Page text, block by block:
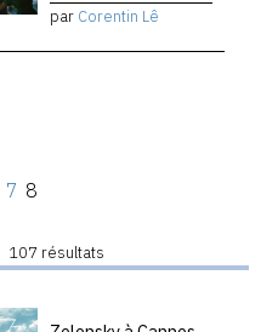
par Corentin Lê
7 8
107 résultats